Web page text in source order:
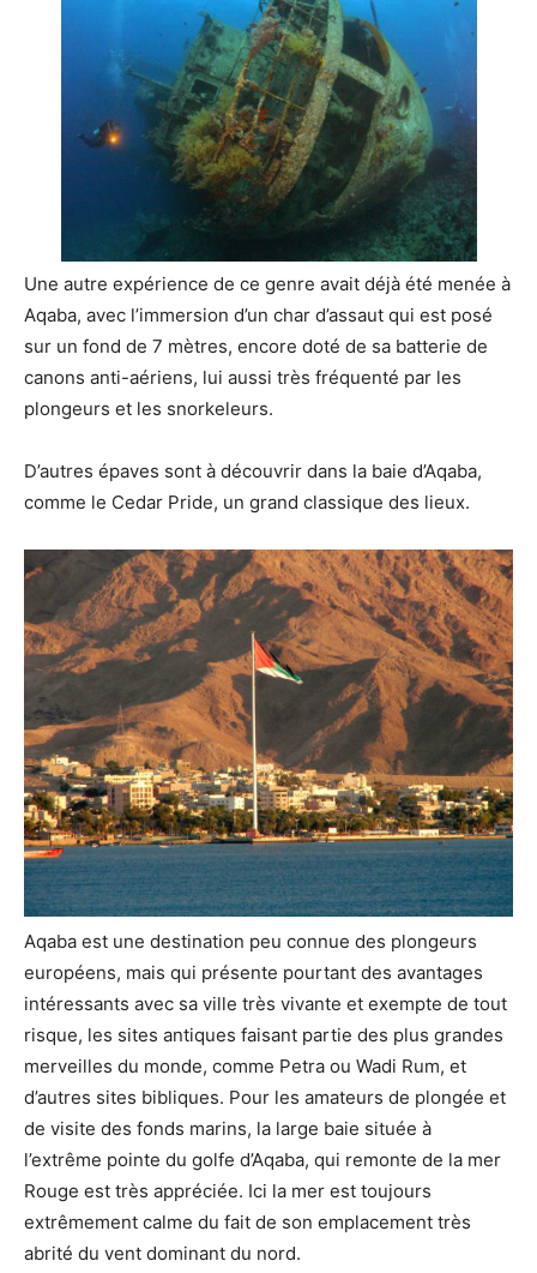
Une autre expérience de ce genre avait déjà été menée à
Aqaba, avec l’immersion d’un char d’assaut qui est posé
sur un fond de 7 mètres, encore doté de sa batterie de
canons anti-aériens, lui aussi très fréquenté par les
plongeurs et les snorkeleurs.
D’autres épaves sont à découvrir dans la baie d’Aqaba,
comme le Cedar Pride, un grand classique des lieux.
Aqaba est une destination peu connue des plongeurs
européens, mais qui présente pourtant des avantages
intéressants avec sa ville très vivante et exempte de tout
risque, les sites antiques faisant partie des plus grandes
merveilles du monde, comme Petra ou Wadi Rum, et
d’autres sites bibliques. Pour les amateurs de plongée et
de visite des fonds marins, la large baie située à
l’extrême pointe du golfe d’Aqaba, qui remonte de la mer
Rouge est très appréciée. Ici la mer est toujours
extrêmement calme du fait de son emplacement très
abrité du vent dominant du nord.